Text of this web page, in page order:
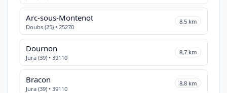
Arc-sous-Montenot
Doubs (25) • 25270
8,5 km
Dournon
Jura (39) • 39110
8,7 km
Bracon
Jura (39) • 39110
8,8 km